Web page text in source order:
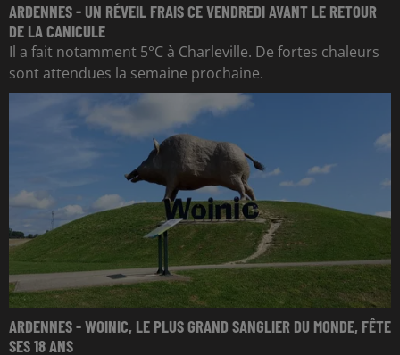
ARDENNES - UN RÉVEIL FRAIS CE VENDREDI AVANT LE RETOUR
DE LA CANICULE
Il a fait notamment 5°C à Charleville. De fortes chaleurs
sont attendues la semaine prochaine.
ARDENNES - WOINIC, LE PLUS GRAND SANGLIER DU MONDE, FÊTE
SES 18 ANS